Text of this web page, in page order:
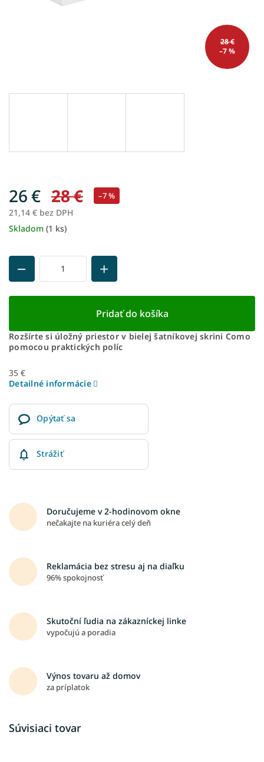
28 €
–7 %
28 € –7 %
26 €
21,14 € bez DPH
Jednotková
Skladom (1 ks)
Pridať do košíka
Rozšírte si úložný priestor v bielej šatníkovej skrini Como
pomocou praktických políc
35 €
Detailné informácie
Opýtať sa
Strážiť
Doručujeme v 2-hodinovom okne
nečakajte na kuriéra celý deň
Reklamácia bez stresu aj na diaľku
96% spokojnosť
Skutoční ľudia na zákazníckej linke
vypočujú a poradia
Výnos tovaru až domov
za príplatok
Súvisiaci tovar